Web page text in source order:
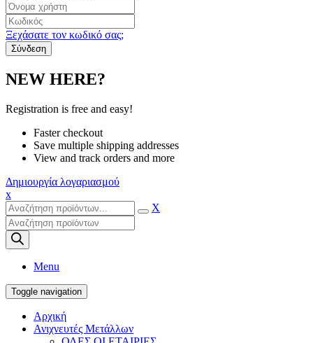
Ξεχάσατε τον κωδικό σας;
NEW HERE?
Registration is free and easy!
Faster checkout
Save multiple shipping addresses
View and track orders and more
Δημιουργία λογαριασμού
x
X
Products
search
Menu
Toggle navigation
Αρχική
Ανιχνευτές Μετάλλων